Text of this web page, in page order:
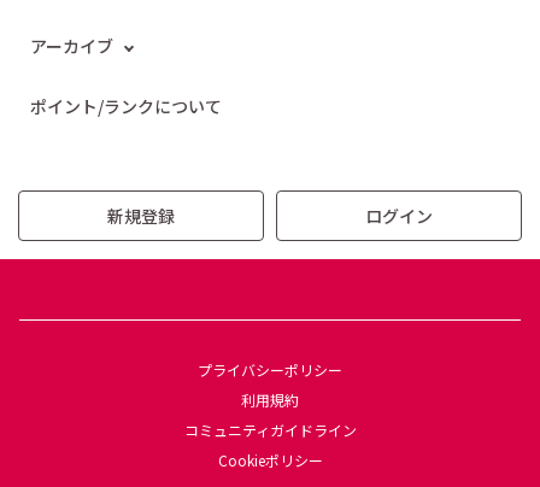
アーカイブ
ポイント/ランクについて
新規登録 ログイン
プライバシーポリシー
利用規約
コミュニティガイドライン
Cookieポリシー